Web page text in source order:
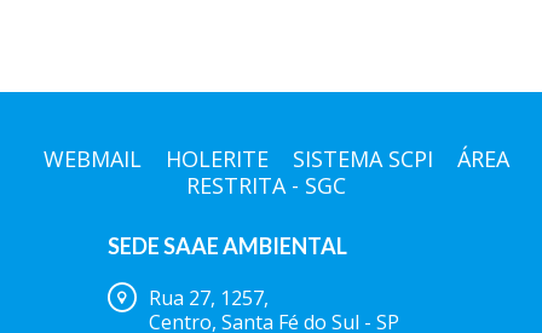
WEBMAIL HOLERITE SISTEMA SCPI
ÁREA
RESTRITA - SGC
SEDE SAAE AMBIENTAL
Rua 27, 1257,
Centro, Santa Fé do Sul - SP